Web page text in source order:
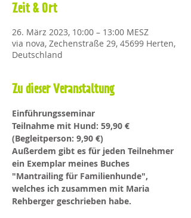
Zeit & Ort
26. März 2023, 10:00 – 13:00 MESZ
via nova, Zechenstraße 29, 45699 Herten,
Deutschland
Zu dieser Veranstaltung
Einführungsseminar
Teilnahme mit Hund: 59,90 €
(Begleitperson: 9,90 €)
Außerdem gibt es für jeden Teilnehmer
ein Exemplar meines Buches
"Mantrailing für Familienhunde",
welches ich zusammen mit Maria
Rehberger geschrieben habe.